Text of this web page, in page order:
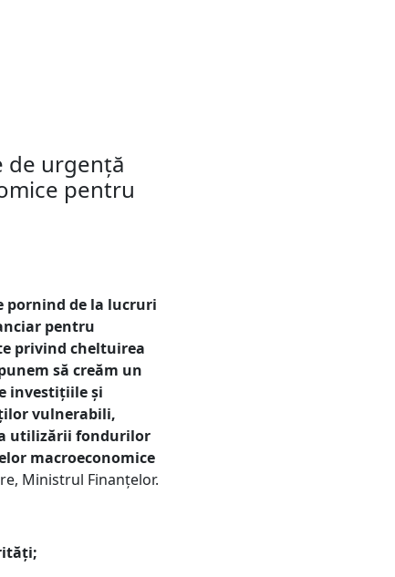
de urgență
pentru
pornind de la lucruri
pentru
privind cheltuirea
să creăm un
investițiile și
vulnerabili,
utilizării fondurilor
macroeconomice
Ministrul Finanțelor.